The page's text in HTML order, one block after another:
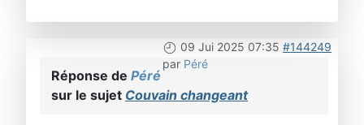
09 Jui 2025 07:35 #144249
par Péré
Réponse de Péré
sur le sujet Couvain changeant